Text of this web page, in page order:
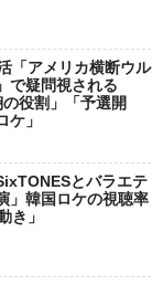
「アメリカ横断ウル
で疑問視される
の役割」「予選開
ケ」
とバラエテ
」韓国ロケの視聴率
き」